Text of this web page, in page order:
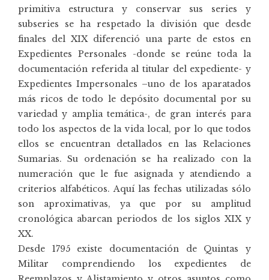
primitiva estructura y conservar sus series y
subseries se ha respetado la división que desde
finales del XIX diferenció una parte de estos en
Expedientes Personales -donde se reúne toda la
documentación referida al titular del expediente- y
Expedientes Impersonales –uno de los aparatados
más ricos de todo le depósito documental por su
variedad y amplia temática-, de gran interés para
todo los aspectos de la vida local, por lo que todos
ellos se encuentran detallados en las Relaciones
Sumarias. Su ordenación se ha realizado con la
numeración que le fue asignada y atendiendo a
criterios alfabéticos. Aquí las fechas utilizadas sólo
son aproximativas, ya que por su amplitud
cronológica abarcan periodos de los siglos XIX y
XX.
Desde 1795 existe documentación de Quintas y
Militar comprendiendo los expedientes de